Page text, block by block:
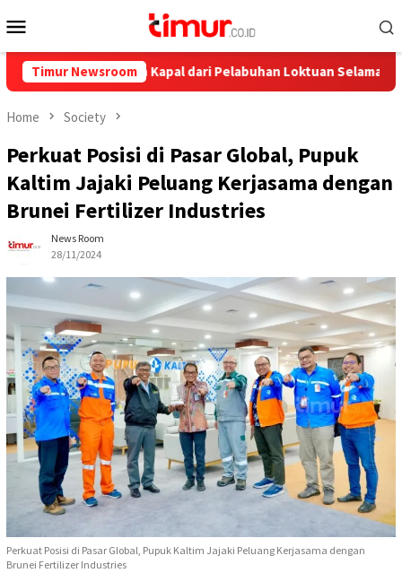
to
Menu
Timur Newsroom
Kapal dari Pelabuhan Loktuan Selama Juli 2026
Home Society
Perkuat Posisi di Pasar Global, Pupuk
Kaltim Jajaki Peluang Kerjasama dengan
Brunei Fertilizer Industries
News Room
28/11/2024
Perkuat Posisi di Pasar Global, Pupuk Kaltim Jajaki Peluang Kerjasama dengan
Brunei Fertilizer Industries